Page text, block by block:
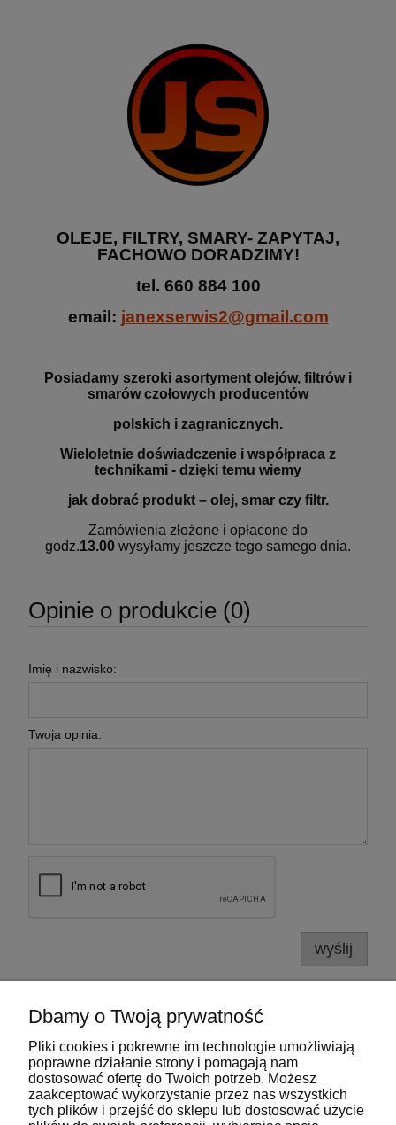
OLEJE, FILTRY, SMARY- ZAPYTAJ,
FACHOWO DORADZIMY!
tel. 660 884 100
email: janexserwis2@gmail.com
Posiadamy szeroki asortyment olejów, filtrów i
smarów czołowych producentów
polskich i zagranicznych.
Wieloletnie doświadczenie i współpraca z
technikami - dzięki temu wiemy
jak dobrać produkt – olej, smar czy filtr.
Zamówienia złożone i opłacone do
godz.13.00 wysyłamy jeszcze tego samego dnia.
Opinie o produkcie (0)
Imię i nazwisko:
Twoja opinia:
wyślij
Pomoc
Moje konto
Dbamy o Twoją prywatność
Pliki cookies i pokrewne im technologie umożliwiają
poprawne działanie strony i pomagają nam
dostosować ofertę do Twoich potrzeb. Możesz
zaakceptować wykorzystanie przez nas wszystkich
tych plików i przejść do sklepu lub dostosować użycie